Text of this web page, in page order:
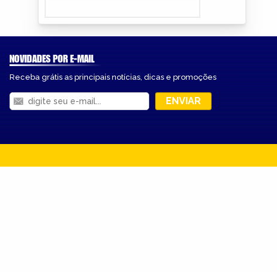
NOVIDADES POR E-MAIL
Receba grátis as principais notícias, dicas e promoções